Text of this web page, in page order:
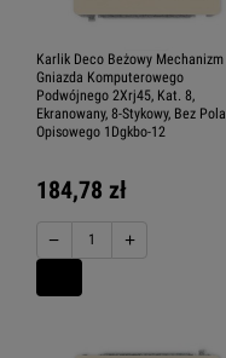
Karlik Deco Beżowy Mechanizm
Gniazda Komputerowego
Podwójnego 2Xrj45, Kat. 8,
Ekranowany, 8-Stykowy, Bez Pola
Opisowego 1Dgkbo-12
184,78 zł
− +